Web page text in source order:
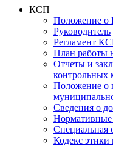
КСП
Положение
Руководитель
Регламент
План работы
Отчеты и
контрольных
Положение о
Сведения о
Специальная
Кодекс этики